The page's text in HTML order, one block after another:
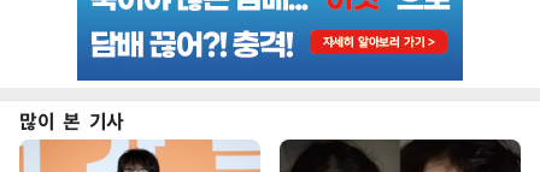
많이 본 기사